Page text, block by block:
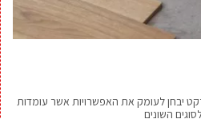
יבחן לעומק את האפשרויות אשר עומדות
השונים